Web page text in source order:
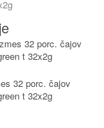
32 porc. čajov
t 32x2g